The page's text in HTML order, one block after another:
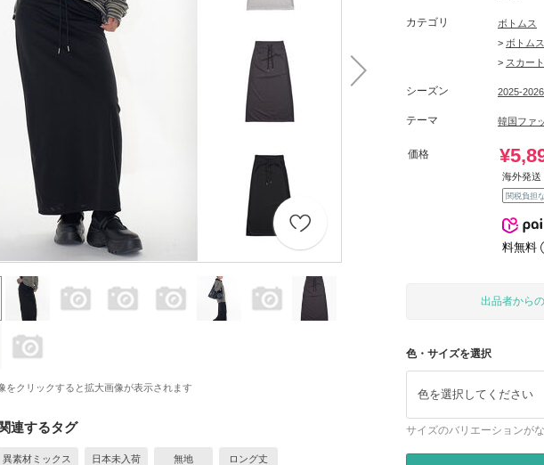
をクリックすると拡大画像が表示されます
連するタグ
異素材ミックス 日本未入荷 無地 ロング丈
カテゴリ
ボトムス
> ボトムス
> スカート
シーズン 2025-
テーマ 韓国ファ
価格
海外発送
関税負担な
料無料
出品者からの
色・サイズを選択
色を選択してください
サイズのバリエーションが